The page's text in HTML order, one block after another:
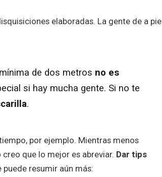
elaboradas. La gente de a pie
de dos metros no es
si hay mucha gente. Si no te
.
por ejemplo. Mientras menos
que lo mejor es abreviar. Dar tips
puede resumir aún más: